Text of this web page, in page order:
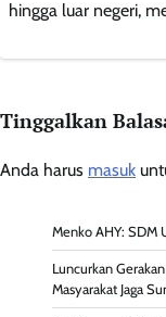
hingga luar negeri,
Tinggalkan
Anda harus masuk
Menko AHY: SDM
Luncurkan
Masyarakat Jaga